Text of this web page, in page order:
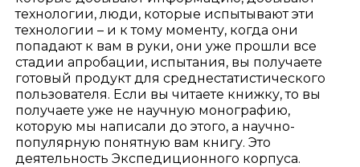
технологии, люди, которые испытывают эти
технологии – и к тому моменту, когда они
попадают к вам в руки, они уже прошли все
стадии апробации, испытания, вы получаете
готовый продукт для среднестатистического
пользователя. Если вы читаете книжку, то вы
получаете уже не научную монографию,
которую мы написали до этого, а научно-
популярную понятную вам книгу. Это
деятельность Экспедиционного корпуса.